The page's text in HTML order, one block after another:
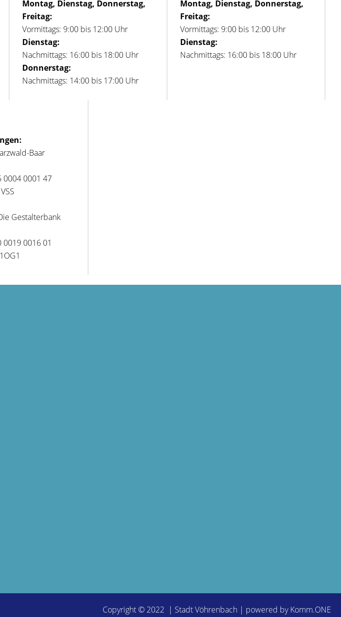
Montag, Dienstag, Donnerstag,
Freitag:
Vormittags: 9:00 bis 12:00 Uhr
Dienstag:
Nachmittags: 16:00 bis 18:00 Uhr
Donnerstag:
Nachmittags: 14:00 bis 17:00 Uhr
Montag, Dienstag, Donnerstag,
Freitag:
Vormittags: 9:00 bis 12:00 Uhr
Dienstag:
Nachmittags: 16:00 bis 18:00 Uhr
Baar
0004 0001 47
Gestalterbank
0019 0016 01
Copyright © 2022 | Stadt Vöhrenbach | powered byKomm.ONE